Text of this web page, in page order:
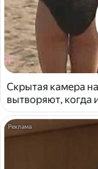
Скрытая камера
вытворяют, когда